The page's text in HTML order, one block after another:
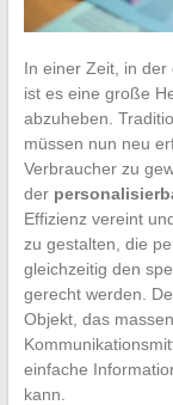
In einer Zeit, in der
ist es eine große
abzuheben.
müssen nun neu
Verbraucher zu
der
Effizienz vereint
zu gestalten, die
gleichzeitig den
gerecht werden.
Objekt, das
einfache
kann.